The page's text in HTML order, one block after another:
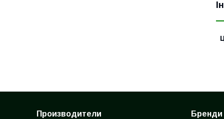
Производители Бренди